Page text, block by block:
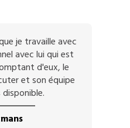
je travaille avec
avec lui qui est
d'eux, le
et son équipe